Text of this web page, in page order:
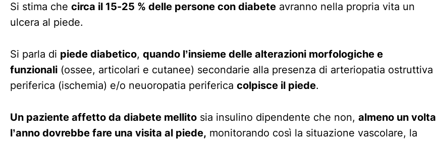
Si stima che circa il 15-25 % delle persone con diabeteavranno nella propria vita un
ulcera al piede.
Si parla di piede diabetico, quando l’insieme delle alterazioni morfologiche e
funzionali(ossee, articolari e cutanee) secondarie alla presenza di arteriopatia ostruttiva
periferica (ischemia) e/o neuoropatia periferica colpisce il piede.
Un paziente affetto da diabete mellitosia insulino dipendente che non, almeno un volta
l’anno dovrebbe fare una visita al piede, monitorando così la situazione vascolare, la